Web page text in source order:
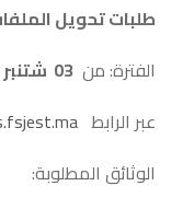
طلبات تحويل
الفترة: من 03 شتنبر 2025
عبر الرابط
الوثائق المطلوبة: